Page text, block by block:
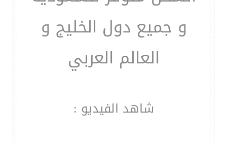
و جميع دول الخليج و
العالم العربي
شاهد الفيديو :